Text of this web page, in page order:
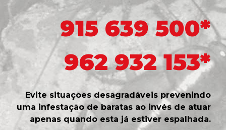
915 639 500*
962 932 153*
Evite situações desagradáveis prevenindo
uma infestação de baratas ao invés de atuar
apenas quando esta já estiver espalhada.